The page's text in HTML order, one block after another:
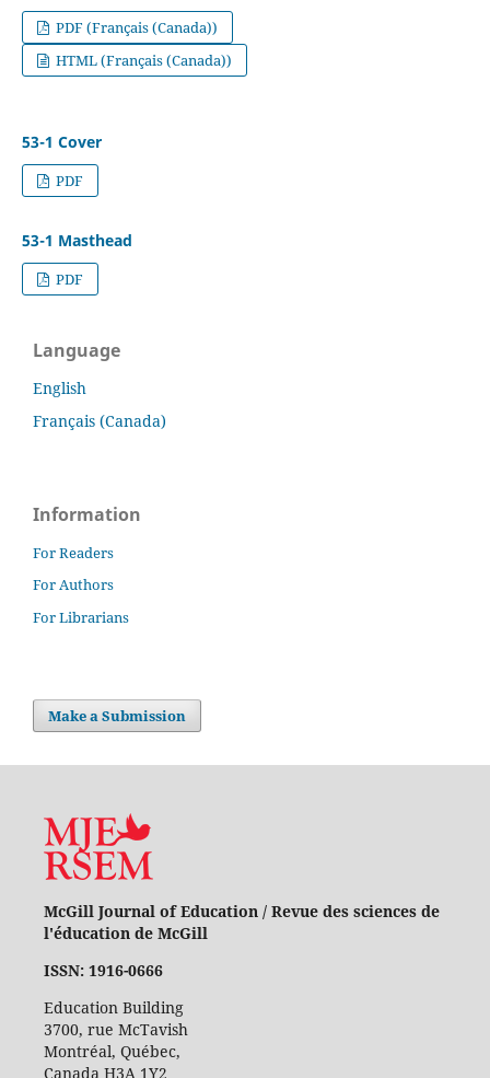
PDF (Français (Canada))
HTML (Français (Canada))
53-1 Cover
PDF
53-1 Masthead
PDF
Language
English
Français (Canada)
Information
For Readers
For Authors
For Librarians
Make a Submission
McGill Journal of Education / Revue des sciences de
l'éducation de McGill
ISSN: 1916-0666
Education Building
3700, rue McTavish
Montréal, Québec,
Canada H3A 1Y2